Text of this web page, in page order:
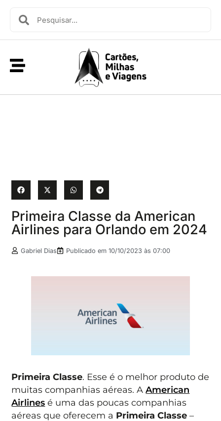
Primeira Classe da American
Airlines para Orlando em 2024
Gabriel Dias Publicado em10/10/2023 às 07:00
Primeira Classe. Esse é o melhor produto de
muitas companhias aéreas. AAmerican
Airlines é uma das poucas companhias
aéreas que oferecem a Primeira Classe –